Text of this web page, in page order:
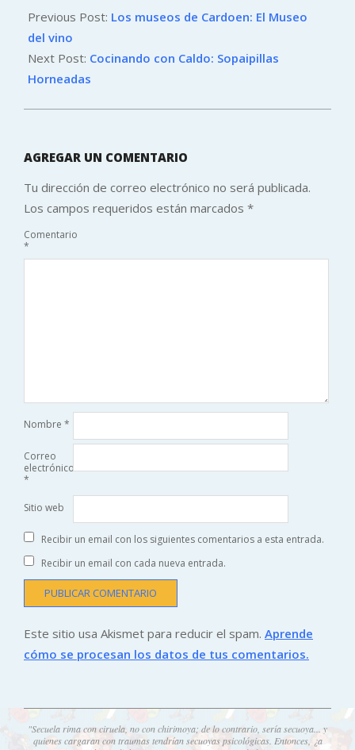
05-
20
Previous Post: Los museos de Cardoen: El Museo
del vino
Next Post: Cocinando con Caldo: Sopaipillas
Horneadas
AGREGAR UN COMENTARIO
Tu dirección de correo electrónico no será publicada.
Los campos requeridos están marcados *
Comentario
*
Nombre *
Correo
electrónico
*
Sitio web
Recibir un email con los siguientes comentarios a esta entrada.
Recibir un email con cada nueva entrada.
Este sitio usa Akismet para reducir el spam. Aprende
cómo se procesan los datos de tus comentarios.
"Secuela rima con ciruela, no con chirimoya; de lo contrario, sería secuoya... y
quienes cargaran con traumas tendrían secuoyas psicológicas. Entonces, ¿a